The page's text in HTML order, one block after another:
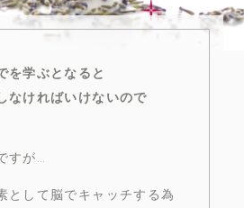
を学ぶとなると
なければいけないので
すが…
として脳でキャッチする為